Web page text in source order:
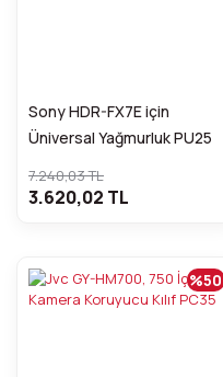
Sony HDR-FX7E için
Üniversal Yağmurluk PU25
7.240,03 TL
3.620,02 TL
%50